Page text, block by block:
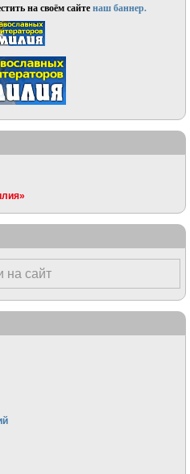
на своём сайтенаш баннер.
на сайт